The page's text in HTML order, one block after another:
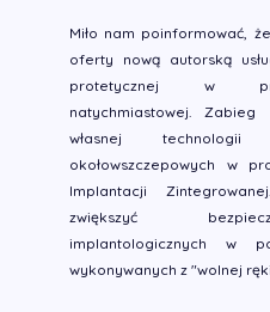
Miło nam poinformować,
oferty nową autorską
protetycznej w
natychmiastowej.
własnej technologii
okołowszczepowych w
Implantacji
zwiększyć
implantologicznych w
wykonywanych z "wolnej